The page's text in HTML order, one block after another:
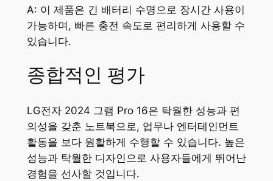
A: 이 제품은 긴 배터리 수명으로 장시간 사용이
가능하며, 빠른 충전 속도로 편리하게 사용할 수
있습니다.
종합적인 평가
LG전자 2024 그램 Pro 16은 탁월한 성능과 편
의성을 갖춘 노트북으로, 업무나 엔터테인먼트
활동을 보다 원활하게 수행할 수 있습니다. 높은
성능과 탁월한 디자인으로 사용자들에게 뛰어난
경험을 선사할 것입니다.